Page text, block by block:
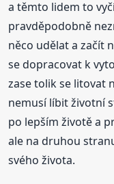
a těmto lidem to
pravděpodobně
něco udělat a začít
se dopracovat k
zase tolik se litovat
nemusí líbit životní
po lepším životě a
ale na druhou
svého života.